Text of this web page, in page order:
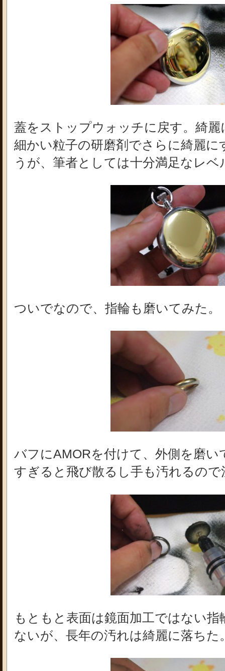
蓋をストップウォッチに戻す。綺
細かい粒子の研磨剤でさらに綺麗に
うが、筆者としては十分満足なレベ
ついでなので、指輪も磨いてみた。
バフにAMORを付けて、外側を磨い
すぎると飛び散るし手も汚れるので
もともと表面は鏡面加工ではない
ないが、長年の汚れは綺麗に落ちた